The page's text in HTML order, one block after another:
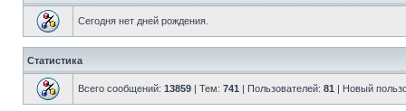
Сегодня нет дней рождения.
Статистика
Всего сообщений: 13859 | Тем: 741 | Пользователей: 81 | Новый